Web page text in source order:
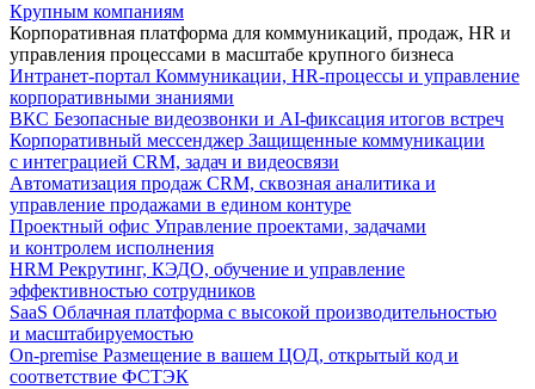
Крупным компаниям
Корпоративная платформа для коммуникаций, продаж, HR и
управления процессами в масштабе крупного бизнеса
Интранет-портал Коммуникации, HR-процессы и управление
корпоративными знаниями
ВКС Безопасные видеозвонки и AI-фиксация итогов встреч
Корпоративный мессенджер Защищенные коммуникации
с интеграцией CRM, задач и видеосвязи
Автоматизация продаж CRM, сквозная аналитика и
управление продажами в едином контуре
Проектный офис Управление проектами, задачами
и контролем исполнения
HRM Рекрутинг, КЭДО, обучение и управление
эффективностью сотрудников
SaaS Облачная платформа с высокой производительностью
и масштабируемостью
On-premise Размещение в вашем ЦОД, открытый код и
соответствие ФСТЭК